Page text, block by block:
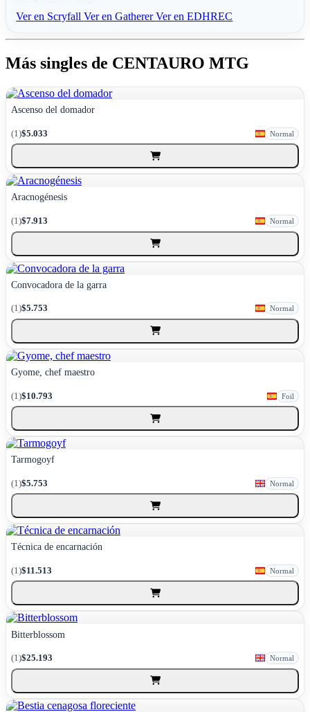
Ver en ScryfallVer en GathererVer en EDHREC
Más singles de CENTAURO MTG
Ascenso del domador
(1)$5.033 Normal
Aracnogénesis
(1)$7.913 Normal
Convocadora de la garra
(1)$5.753 Normal
Gyome, chef maestro
(1)$10.793 Foil
Tarmogoyf
(1)$5.753 Normal
Técnica de encarnación
(1)$11.513 Normal
Bitterblossom
(1)$25.193 Normal